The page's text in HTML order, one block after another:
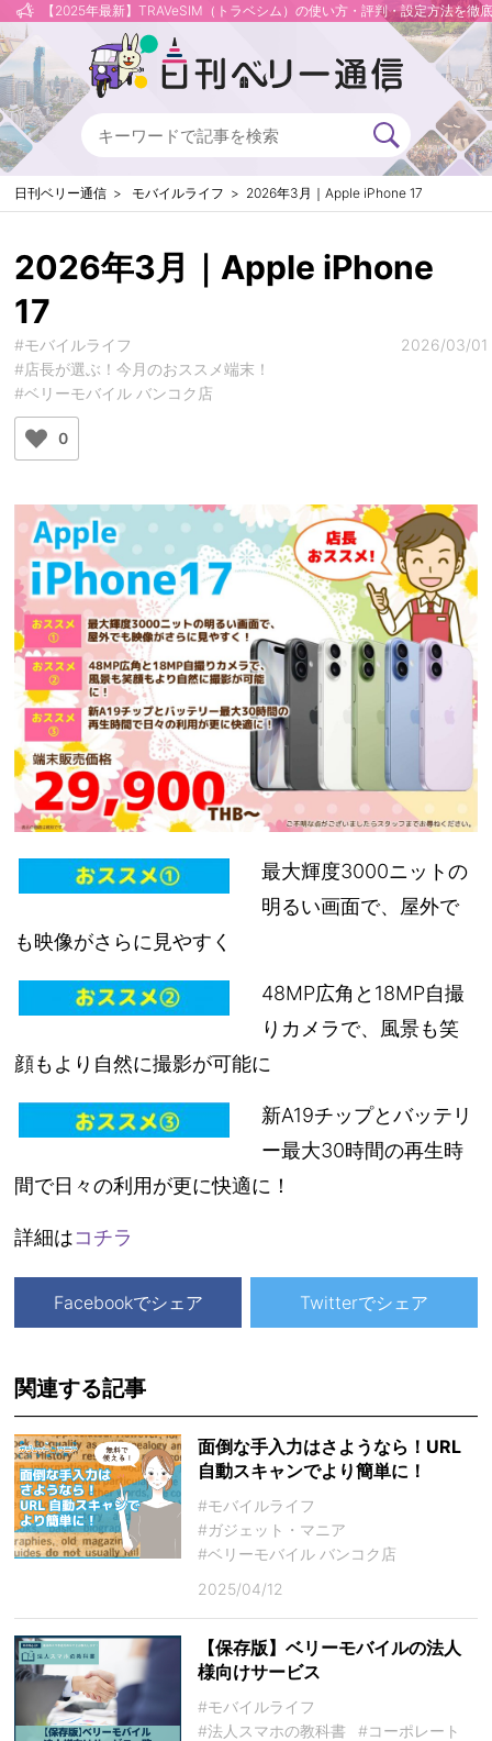
【2025年最新】TRAVeSIM（トラベシム）の使い方・評判・設定方法を徹
日刊ベリー通信 モバイルライフ 2026年3月｜Apple iPhone 17
2026年3月｜Apple iPhone
17
#モバイルライフ
#店長が選ぶ！今月のおススメ端末！
#ベリーモバイル バンコク店
2026/03/01
0
最大輝度3000ニットの
明るい画面で、屋外で
も映像がさらに見やすく
48MP広角と18MP自撮
りカメラで、風景も笑
顔もより自然に撮影が可能に
新A19チップとバッテリ
ー最大30時間の再生時
間で日々の利用が更に快適に！
詳細はコチラ
Facebookでシェア Twitterでシェア
関連する記事
面倒な手入力はさようなら！URL
自動スキャンでより簡単に！
#モバイルライフ
#ガジェット・マニア
#ベリーモバイル バンコク店
2025/04/12
【保存版】ベリーモバイルの法人
様向けサービス
#モバイルライフ
#法人スマホの教科書
#コーポレート